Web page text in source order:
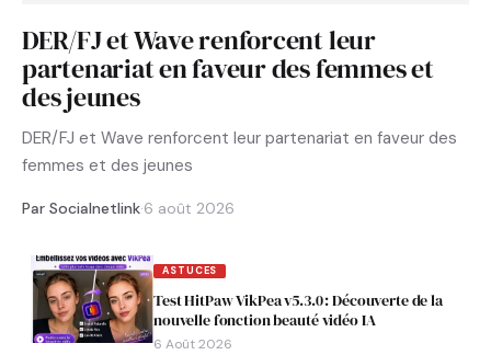
DER/FJ et Wave renforcent leur
partenariat en faveur des femmes et
des jeunes
DER/FJ et Wave renforcent leur partenariat en faveur des
femmes et des jeunes
Par Socialnetlink·6 août 2026
ASTUCES
Test HitPaw VikPea v5.3.0 : Découverte de la
nouvelle fonction beauté vidéo IA
6 Août 2026